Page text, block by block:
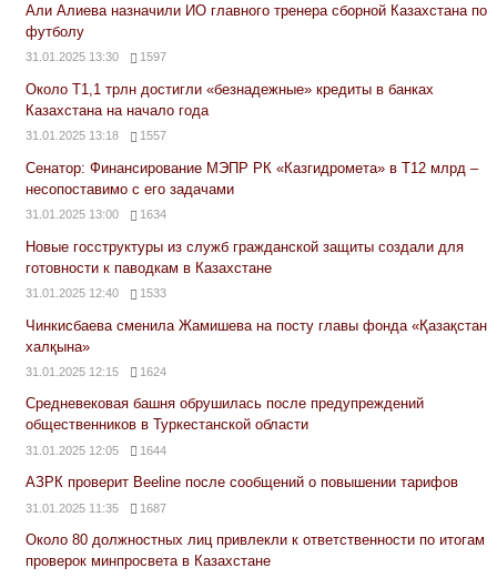
Али Алиева назначили ИО главного тренера сборной Казахстана по
футболу
31.01.2025 13:30 1597
Около Т1,1 трлн достигли «безнадежные» кредиты в банках
Казахстана на начало года
31.01.2025 13:18 1557
Сенатор: Финансирование МЭПР РК «Казгидромета» в Т12 млрд –
несопоставимо с его задачами
31.01.2025 13:00 1634
Новые госструктуры из служб гражданской защиты создали для
готовности к паводкам в Казахстане
31.01.2025 12:40 1533
Чинкисбаева сменила Жамишева на посту главы фонда «Қазақстан
халқына»
31.01.2025 12:15 1624
Средневековая башня обрушилась после предупреждений
общественников в Туркестанской области
31.01.2025 12:05 1644
АЗРК проверит Beeline после сообщений о повышении тарифов
31.01.2025 11:35 1687
Около 80 должностных лиц привлекли к ответственности по итогам
проверок минпросвета в Казахстане